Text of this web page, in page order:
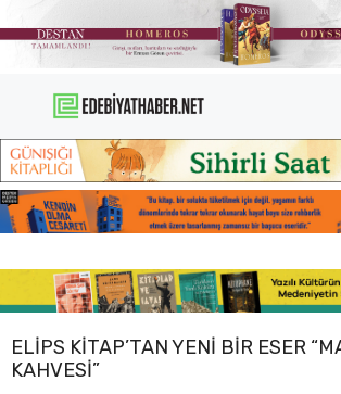
atla
ELIPS KITAP’TAN YENI BIR ESER
KAHVESI”